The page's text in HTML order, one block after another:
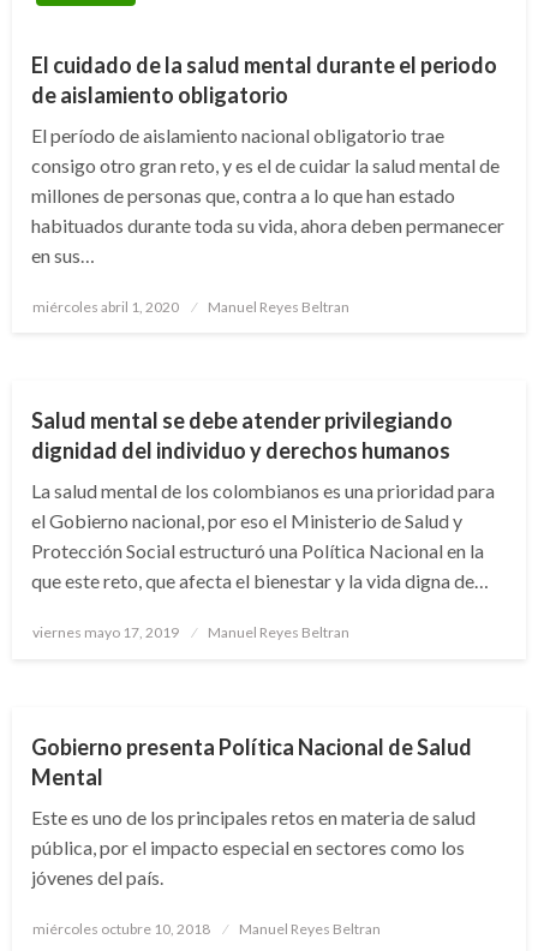
El cuidado de la salud mental durante el periodo
de aislamiento obligatorio
El período de aislamiento nacional obligatorio trae
consigo otro gran reto, y es el de cuidar la salud mental de
millones de personas que, contra a lo que han estado
habituados durante toda su vida, ahora deben permanecer
en sus…
Publicado
miércoles abril 1, 2020 Manuel Reyes Beltran
Salud mental se debe atender privilegiando
dignidad del individuo y derechos humanos
La salud mental de los colombianos es una prioridad para
el Gobierno nacional, por eso el Ministerio de Salud y
Protección Social estructuró una Política Nacional en la
que este reto, que afecta el bienestar y la vida digna de…
Publicado
viernes mayo 17, 2019 Manuel Reyes Beltran
Gobierno presenta Política Nacional de Salud
Mental
Este es uno de los principales retos en materia de salud
pública, por el impacto especial en sectores como los
jóvenes del país.
Publicado
miércoles octubre 10, 2018 Manuel Reyes Beltran